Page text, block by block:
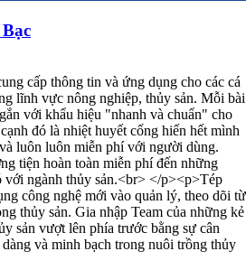
cấp thông tin và ứng dụng cho các cá
lĩnh vực nông nghiệp, thủy sản. Mỗi bài
với khẩu hiệu "nhanh và chuẩn" cho
đó là nhiệt huyết cống hiến hết mình
luôn luôn miễn phí với người dùng.
tiện hoàn toàn miễn phí đến những
với ngành thủy sản.<br> </p><p>Tép
công nghệ mới vào quản lý, theo dõi từ
thủy sản. Gia nhập Team của những kẻ
sản vượt lên phía trước bằng sự cân
và minh bạch trong nuôi trồng thủy